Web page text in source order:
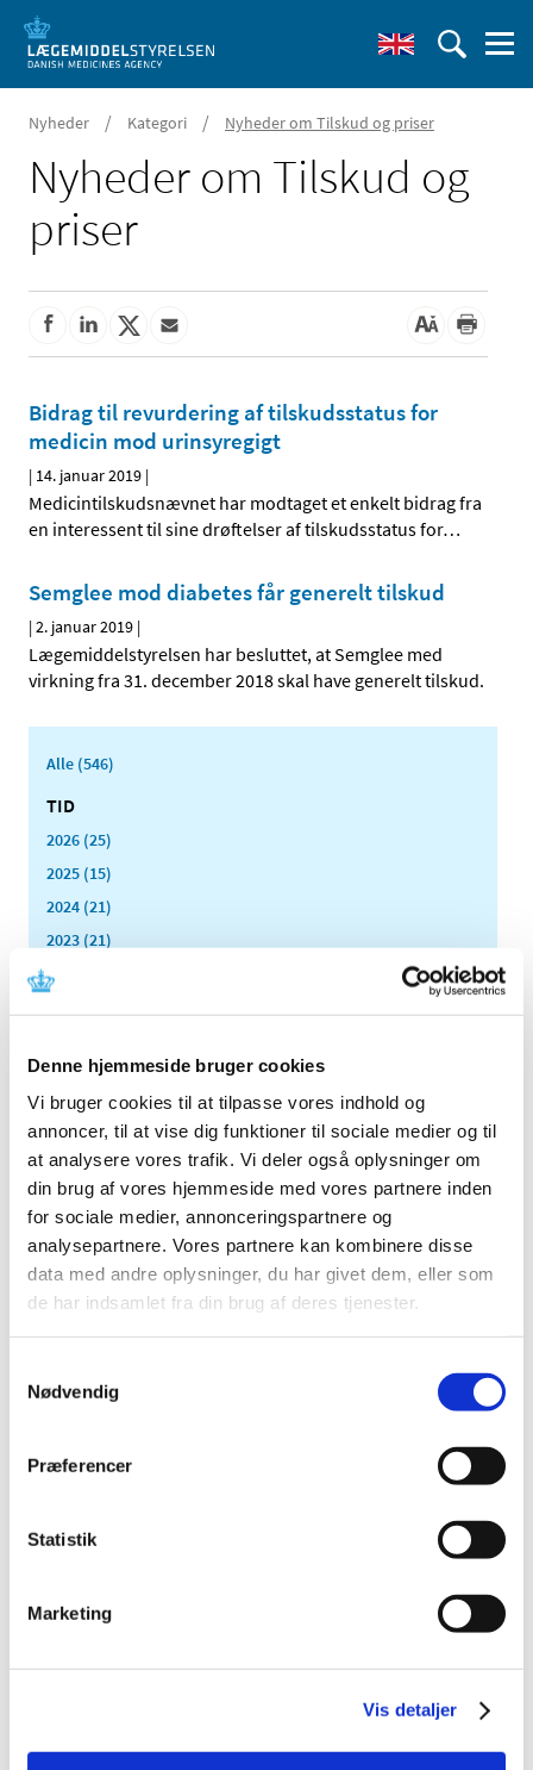
Denne hjemmeside bruger cookies
Vi bruger cookies til at tilpasse vores indhold og
annoncer, til at vise dig funktioner til sociale medier og til
at analysere vores trafik. Vi deler også oplysninger om
din brug af vores hjemmeside med vores partnere inden
for sociale medier, annonceringspartnere og
analysepartnere. Vores partnere kan kombinere disse
data med andre oplysninger, du har givet dem, eller som
de har indsamlet fra din brug af deres tjenester.
Nødvendig
Præferencer
Statistik
Marketing
Vis detaljer
Nyheder / Kategori / Nyheder om Tilskud og priser
Nyheder om Tilskud og
priser
Bidrag til revurdering af tilskudsstatus for
medicin mod urinsyregigt
| 14. januar 2019 |
Medicintilskudsnævnet har modtaget et enkelt bidrag fra
en interessent til sine drøftelser af tilskudsstatus for…
Semglee mod diabetes får generelt tilskud
|2. januar 2019 |
Lægemiddelstyrelsen har besluttet, at Semglee med
virkning fra 31. december 2018 skal have generelt tilskud.
Alle (546)
TID
2026 (25)
2025 (15)
2024 (21)
2023 (21)
2022 (11)
2019 (44)
december (6)
november (5)
oktober (7)
september (2)
august (4)
juli (2)
marts (3)
2018 (46)
2016 (48)
2014 (44)